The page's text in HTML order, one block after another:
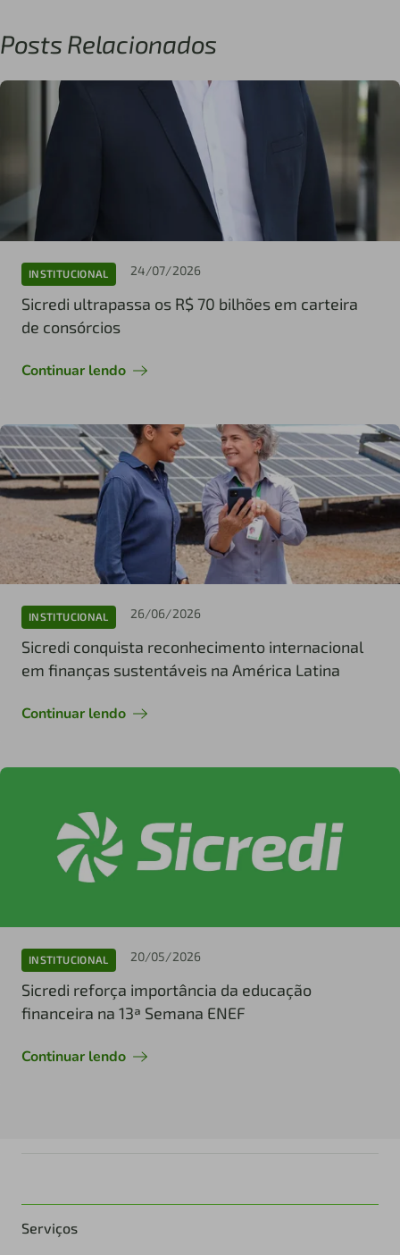
Posts Relacionados
INSTITUCIONAL 24/07/2026
Sicredi ultrapassa os R$ 70 bilhões em carteira
de consórcios
Continuar lendo
INSTITUCIONAL 26/06/2026
Sicredi conquista reconhecimento internacional
em finanças sustentáveis na América Latina
Continuar lendo
INSTITUCIONAL 20/05/2026
Sicredi reforça importância da educação
financeira na 13ª Semana ENEF
Continuar lendo
Serviços